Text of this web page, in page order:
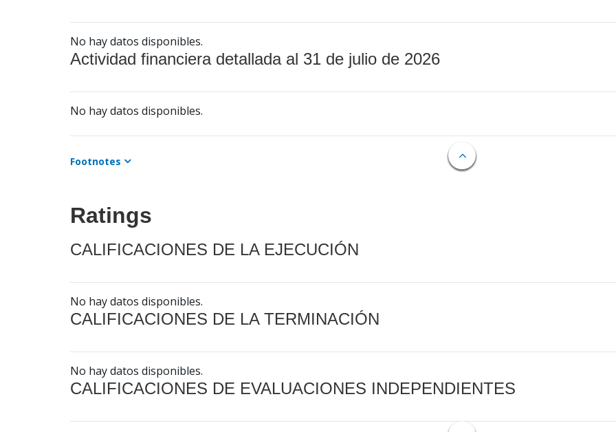
No hay datos disponibles.
Actividad financiera detallada al 31 de julio de 2026
No hay datos disponibles.
Footnotes
Ratings
CALIFICACIONES DE LA EJECUCIÓN
No hay datos disponibles.
CALIFICACIONES DE LA TERMINACIÓN
No hay datos disponibles.
CALIFICACIONES DE EVALUACIONES INDEPENDIENTES